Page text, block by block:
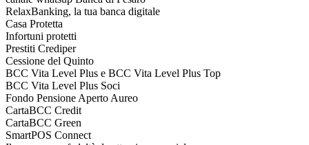
RelaxBanking, la tua banca digitale
Casa Protetta
Infortuni protetti
Prestiti Crediper
Cessione del Quinto
BCC Vita Level Plus e BCC Vita Level Plus Top
BCC Vita Level Plus Soci
Fondo Pensione Aperto Aureo
CartaBCC Credit
CartaBCC Green
SmartPOS Connect